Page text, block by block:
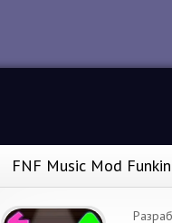
FNF Music Mod